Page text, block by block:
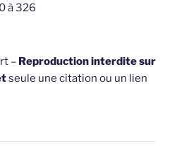
à 326
– Reproduction interdite sur
seule une citation ou un lien